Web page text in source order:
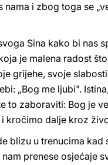
i zbog toga se
Sina kako bi nas
je malena radost
grijehe, svoje
„Bog me ljubi".
to zaboraviti: Bog je
i kročimo dalje kroz
blizu u trenucima kad
prenese osjećaje